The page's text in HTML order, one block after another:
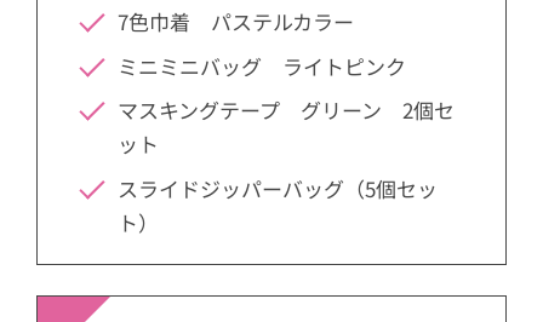
7色巾着 パステルカラー
ミニミニバッグ ライトピンク
マスキングテープ グリーン 2個セ
ット
スライドジッパーバッグ（5個セッ
ト）